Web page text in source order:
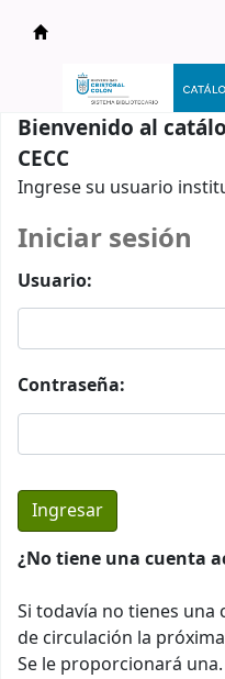
Catálogo en línea
Bienvenido al
CECC
Ingrese su usuario
Iniciar sesión
Usuario:
Contraseña:
¿No tiene una cuenta
Si todavía no tienes
de circulación la
Se le proporcionará una.